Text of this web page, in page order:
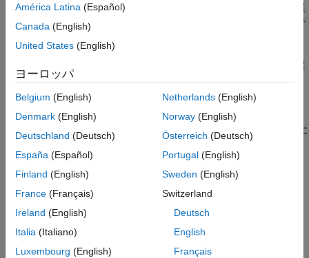
説明
例
チェック情報
参考
ことで、コードに汎用関数を取り入れることができます。総称選
択をコードで直接使用する場合は、そのオペランドの型は既知で
関数形式のマクロで総称選択を導入し、その引数の型に応じて選
択を実行するのが最も効果的です。
ルール チェッカーは、以下の条件のいずれかが満たされた場合に
違反を報告します。
総称選択がマクロから展開されない。
総称選択のセレクターが、展開されたマクロの引数ではな
い。
トラブルシューティング
América Latina (Español)
Canada (English)
United States (English)
ヨーロッパ
Belgium (English)
Denmark (English)
Deutschland (Deutsch)
España (Español)
Finland (English)
France (Français)
Ireland (English)
Italia (Italiano)
Luxembourg (English)
Netherlands(English)
Norway(English)
Österreich (Deutsch)
Portugal(English)
Sweden (English)
Switzerland
Deutsch
English
Français